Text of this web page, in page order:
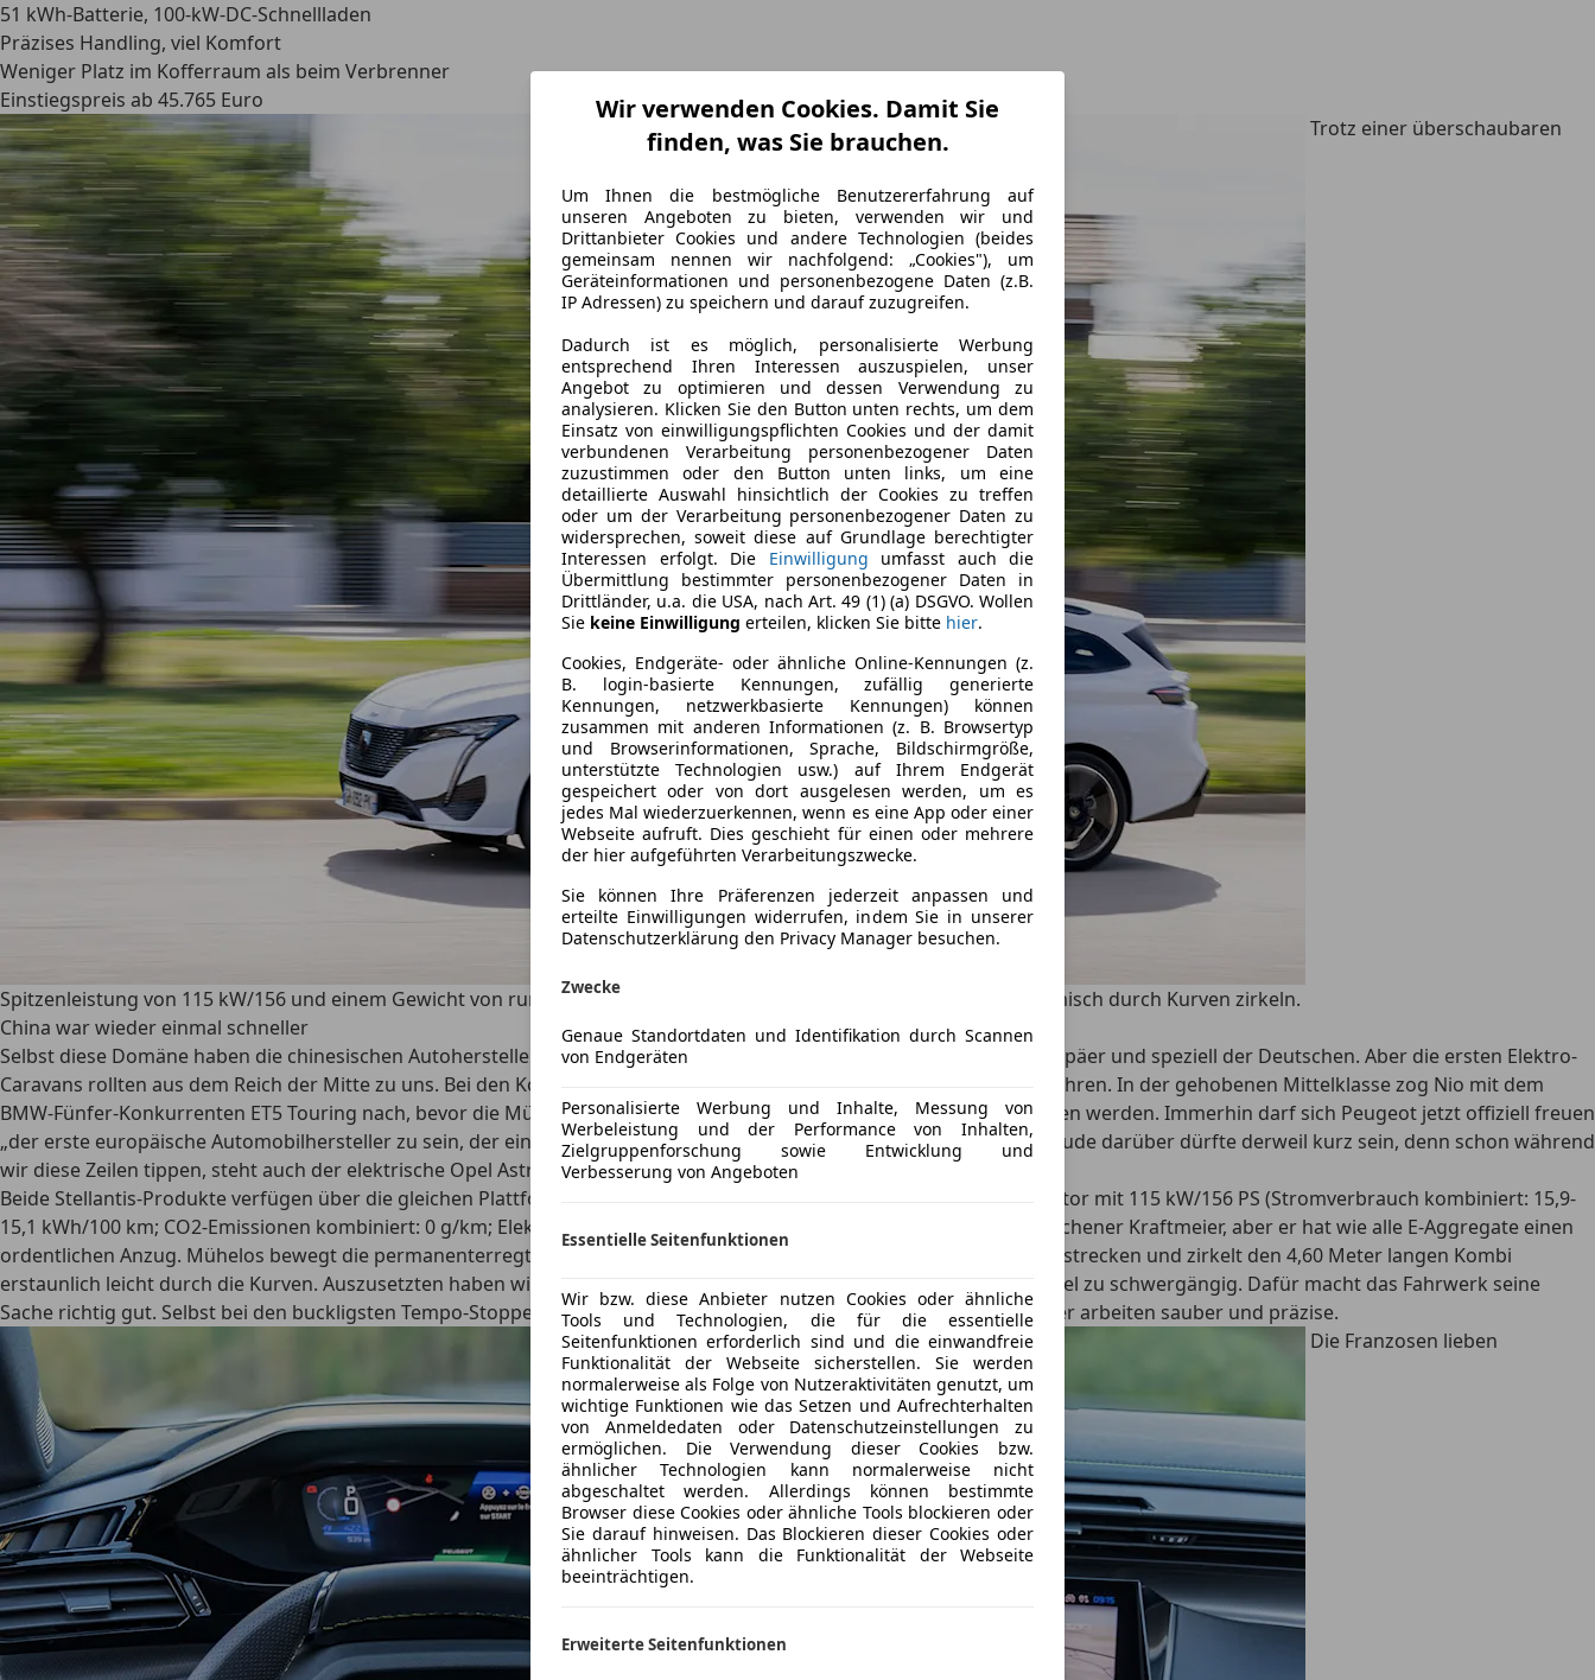
Wir verwenden Cookies. Damit Sie
finden, was Sie brauchen.
Um Ihnen die bestmögliche Benutzererfahrung auf
unseren Angeboten zu bieten, verwenden wir und
Drittanbieter Cookies und andere Technologien (beides
gemeinsam nennen wir nachfolgend: „Cookies"), um
Geräteinformationen und personenbezogene Daten (z.B.
IP Adressen) zu speichern und darauf zuzugreifen.
Dadurch ist es möglich, personalisierte Werbung
entsprechend Ihren Interessen auszuspielen, unser
Angebot zu optimieren und dessen Verwendung zu
analysieren. Klicken Sie den Button unten rechts, um dem
Einsatz von einwilligungspflichten Cookies und der damit
verbundenen Verarbeitung personenbezogener Daten
zuzustimmen oder den Button unten links, um eine
detaillierte Auswahl hinsichtlich der Cookies zu treffen
oder um der Verarbeitung personenbezogener Daten zu
widersprechen, soweit diese auf Grundlage berechtigter
Interessen erfolgt. Die Einwilligung umfasst auch die
Übermittlung bestimmter personenbezogener Daten in
Drittländer, u.a. die USA, nach Art. 49 (1) (a) DSGVO. Wollen
Sie keine Einwilligung erteilen, klicken Sie bitte hier.
Cookies, Endgeräte- oder ähnliche Online-Kennungen (z.
B. login-basierte Kennungen, zufällig generierte
Kennungen, netzwerkbasierte Kennungen) können
zusammen mit anderen Informationen (z. B. Browsertyp
und Browserinformationen, Sprache, Bildschirmgröße,
unterstützte Technologien usw.) auf Ihrem Endgerät
gespeichert oder von dort ausgelesen werden, um es
jedes Mal wiederzuerkennen, wenn es eine App oder einer
Webseite aufruft. Dies geschieht für einen oder mehrere
der hier aufgeführten Verarbeitungszwecke.
Sie können Ihre Präferenzen jederzeit anpassen und
erteilte Einwilligungen widerrufen, indem Sie in unserer
Datenschutzerklärung den Privacy Manager besuchen.
Zwecke
Genaue Standortdaten und Identifikation durch Scannen
von Endgeräten
Personalisierte Werbung und Inhalte, Messung von
Werbeleistung und der Performance von Inhalten,
Zielgruppenforschung sowie Entwicklung und
Verbesserung von Angeboten
Essentielle Seitenfunktionen
Wir bzw. diese Anbieter nutzen Cookies oder ähnliche
Tools und Technologien, die für die essentielle
Seitenfunktionen erforderlich sind und die einwandfreie
Funktionalität der Webseite sicherstellen. Sie werden
normalerweise als Folge von Nutzeraktivitäten genutzt, um
wichtige Funktionen wie das Setzen und Aufrechterhalten
von Anmeldedaten oder Datenschutzeinstellungen zu
ermöglichen. Die Verwendung dieser Cookies bzw.
ähnlicher Technologien kann normalerweise nicht
abgeschaltet werden. Allerdings können bestimmte
Browser diese Cookies oder ähnliche Tools blockieren oder
Sie darauf hinweisen. Das Blockieren dieser Cookies oder
ähnlicher Tools kann die Funktionalität der Webseite
beeinträchtigen.
Erweiterte Seitenfunktionen
51 kWh-Batterie, 100-kW-DC-Schnellladen
Präzises Handling, viel Komfort
Weniger Platz im Kofferraum als beim Verbrenner
Einstiegspreis ab 45.765 Euro
Trotz einer überschaubaren
Spitzenleistung von 115 kW/156 und einem Gewicht von rund 1,8 Tonnen, lässt sich der Peugeot E-308 SW recht dynamisch durch Kurven zirkeln.
China war wieder einmal schneller
Selbst diese Domäne haben die chinesischen Autohersteller geschliffen: Der Kombi ist zwar das Lieblingskind der Europäer und speziell der Deutschen. Aber die ersten Elektro-
Caravans rollten aus dem Reich der Mitte zu uns. Bei den Kompakten war es MG, die mit dem MG5 als erstes ins Ziel fuhren. In der gehobenen Mittelklasse zog Nio mit dem
BMW-Fünfer-Konkurrenten ET5 Touring nach, bevor die Münchner selbst im Frühjahr 2024 ihren i5 Touring präsentieren werden. Immerhin darf sich Peugeot jetzt offiziell freuen
„der erste europäische Automobilhersteller zu sein, der eine 100 Prozent elektrische Kombi-Variante anbietet.“ Die Freude darüber dürfte derweil kurz sein, denn schon während
wir diese Zeilen tippen, steht auch der elektrische Opel Astra Sports Tourer in den Startlöchern.
Beide Stellantis-Produkte verfügen über die gleichen Plattformkomponenten, über den gleichen Antrieb: Der Frontmotor mit 115 kW/156 PS (Stromverbrauch kombiniert: 15,9-
15,1 kWh/100 km; CO2-Emissionen kombiniert: 0 g/km; Elektrische Reichweite: bis zu 409 km)² ist zwar kein ausgesprochener Kraftmeier, aber er hat wie alle E-Aggregate einen
ordentlichen Anzug. Mühelos bewegt die permanenterregte Synchronmaschine die 1,8 Tonnen Gewicht auch auf Bergstrecken und zirkelt den 4,60 Meter langen Kombi
erstaunlich leicht durch die Kurven. Auszusetzten haben wir nur etwas an der Lenkung. Auf der Stellung Sport ist sie viel zu schwergängig. Dafür macht das Fahrwerk seine
Sache richtig gut. Selbst bei den buckligsten Tempo-Stoppern auf der Straße bockt das Auto nicht, Federn und Dämpfer arbeiten sauber und präzise.
Die Franzosen lieben